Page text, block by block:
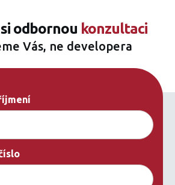
odbornou konzultaci
Vás, ne developera